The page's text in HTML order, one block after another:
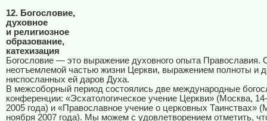
12. Богословие,
духовное
и религиозное
образование,
катехизация
Богословие — это выражение духовного опыта Православия.
неотъемлемой частью жизни Церкви, выражением полноты и
ниспосланных ей даров Духа.
В межсоборный период состоялись две международные
конференции: «Эсхатологическое учение Церкви» (Москва,
2005 года) и «Православное учение о церковных Таинствах»
ноября 2007 года). Мы можем с удовлетворением отметить,